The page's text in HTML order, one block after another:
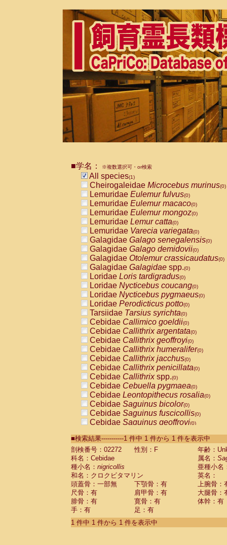
■学名： ※複数選択可・or検索
All species(1)
Cheirogaleidae Microcebus murinus(0)
Lemuridae Eulemur fulvus(0)
Lemuridae Eulemur macaco(0)
Lemuridae Eulemur mongoz(0)
Lemuridae Lemur catta(0)
Lemuridae Varecia variegata(0)
Galagidae Galago senegalensis(0)
Galagidae Galago demidovii(0)
Galagidae Otolemur crassicaudatus(0)
Galagidae Galagidae spp.(0)
Loridae Loris tardigradus(0)
Loridae Nycticebus coucang(0)
Loridae Nycticebus pygmaeus(0)
Loridae Perodicticus potto(0)
Tarsiidae Tarsius syrichta(0)
Cebidae Callimico goeldii(0)
Cebidae Callithrix argentata(0)
Cebidae Callithrix geoffroyi(0)
Cebidae Callithrix humeralifer(0)
Cebidae Callithrix jacchus(0)
Cebidae Callithrix penicillata(0)
Cebidae Callithrixspp.(0)
Cebidae Cebuella pygmaea(0)
Cebidae Leontopithecus rosalia(0)
Cebidae Saguinus bicolor(0)
Cebidae Saguinus fuscicollis(0)
Cebidae Saguinus geoffroyi(0)
CebidaeSaguinus labiatus(0)
Cebidae Saguinus leucopus (0)
Cebidae
CebidaeSaguinus mystax
CebidaeSaguinus nigricollis (1)
Cebidae Saguinus oedipus
Cebidae Saguinus weddelli
Cebidae Saguinusspp.
Cebidae Aotus trivirgatus
Cebidae Cebus albifrons
■検索結果-----------1 件中 1 件から 1 件を表示中
剖検番号：02272
性別：F
年齢：
科名：Cebidae
属名：
種小名： nigricollis
亜種小名
和名：クロクビタマリン
英名：
頭蓋骨：一部無
下顎骨：有
上腕骨：
尺骨：有
肩甲骨：有
大腿骨：
腓骨：有
寛骨：有
体幹：有
手：有
足：有
1 件中 1 件から 1 件を表示中